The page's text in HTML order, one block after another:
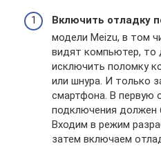
Включить отладку
модели Meizu, в том
видят компьютер, то
исключить поломку
или шнура. И только
смартфона. В первую
подключения должен
Входим в режим
затем включаем